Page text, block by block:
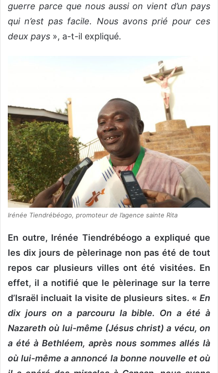
guerre parce que nous aussi on vient d’un pays
qui n’est pas facile. Nous avons prié pour ces
deux pays », a-t-il expliqué.
Irénée Tiendrébéogo, promoteur de l’agence sainte Rita
En outre, Irénée Tiendrébéogo a expliqué que
les dix jours de pèlerinage non pas été de tout
repos car plusieurs villes ont été visitées. En
effet, il a notifié que le pèlerinage sur la terre
d’Israël incluait la visite de plusieurs sites. « En
dix jours on a parcouru la bible. On a été à
Nazareth où lui-même (Jésus christ) a vécu, on
a été à Bethléem, après nous sommes allés là
où lui-même a annoncé la bonne nouvelle et où